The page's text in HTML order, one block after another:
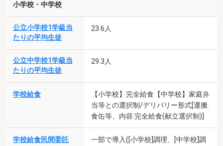
小学校・中学校
公立小学校1学級当
たりの平均生徒
23.6人
公立中学校1学級当
たりの平均生徒
29.3人
学校給食
【小学校】完全給食【中学校】家庭弁
当等との選択制/デリバリー形式[運搬:
食缶等、内容:完全給食(献立選択制)]
学校給食民間委託
一部で導入([小学校]調理、[中学校]調